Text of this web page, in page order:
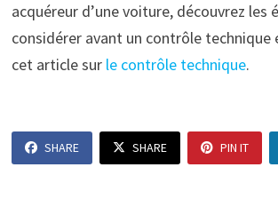
acquéreur d’une voiture, découvrez les
considérer avant un contrôle technique
cet article sur le contrôle technique.
SHARE SHARE PIN IT